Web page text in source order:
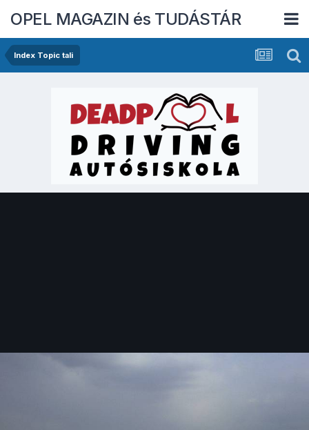
OPEL MAGAZIN és TUDÁSTÁR
Index Topic tali